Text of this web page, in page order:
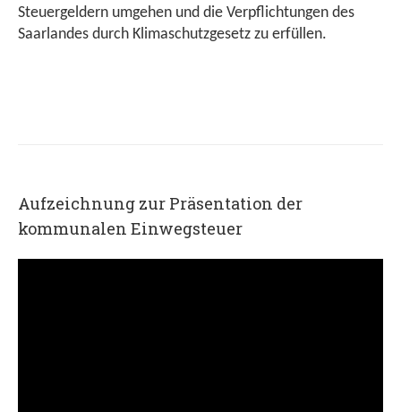
Steuergeldern umgehen und die Verpflichtungen des
Saarlandes durch Klimaschutzgesetz zu erfüllen.
Aufzeichnung zur Präsentation der
kommunalen Einwegsteuer